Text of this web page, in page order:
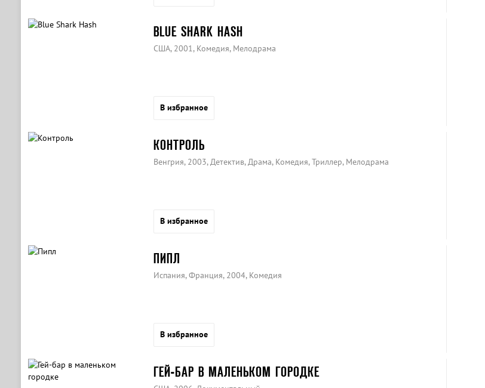
BLUE SHARK HASH
США, 2001, Комедия, Мелодрама
В избранное
КОНТРОЛЬ
Венгрия, 2003, Детектив, Драма, Комедия, Триллер, Мелодрама
В избранное
ПИПЛ
Испания, Франция, 2004, Комедия
В избранное
ГЕЙ-БАР В МАЛЕНЬКОМ ГОРОДКЕ